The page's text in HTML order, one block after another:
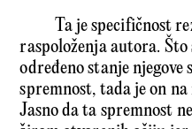
Ta je specifičnost
raspoloženja autora.
određeno stanje
spremnost, tada je on
Jasno da ta spremnost